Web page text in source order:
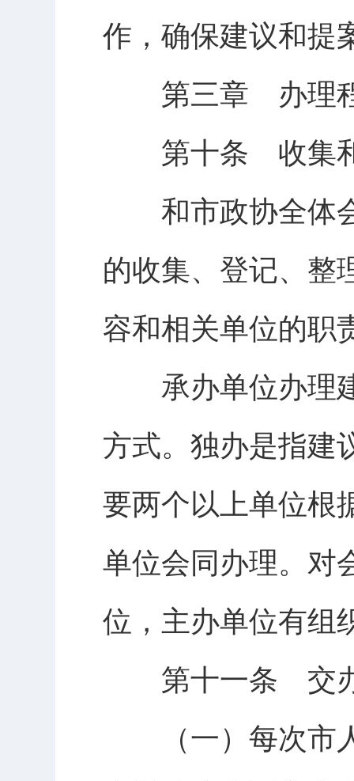
作，确保建议和提
第三章 办理程
第十条 收集和
和市政协全体会
的收集、登记、整
容和相关单位的职
承办单位办理建
方式。独办是指建
要两个以上单位根
单位会同办理。对
位，主办单位有组
第十一条 交
（一）每次市人